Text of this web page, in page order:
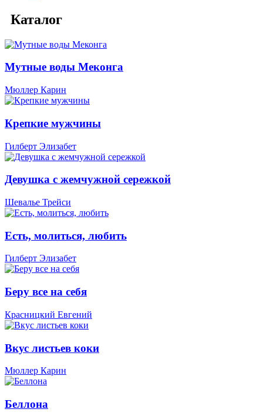
Каталог
Мутные воды Меконга
Мюллер Карин
Крепкие мужчины
Гилберт Элизабет
Девушка с жемчужной сережкой
Шевалье Трейси
Есть, молиться, любить
Гилберт Элизабет
Беру все на себя
Красницкий Евгений
Вкус листьев коки
Мюллер Карин
Беллона